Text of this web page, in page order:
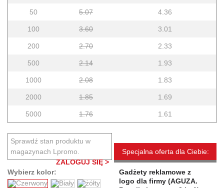
50 5.07 4.36
100 3.60 3.01
200 2.70 2.33
500 2.14 1.93
1000 2.08 1.83
2000 1.85 1.69
5000 1.76 1.61
Sprawdź stan produktu w
magazynach Lpromo.
ZALOGUJ SIĘ >
Wybierz kolor:
Specjalna oferta dla Ciebie:
Gadżety reklamowe z
logo dla firmy (AGUZA.